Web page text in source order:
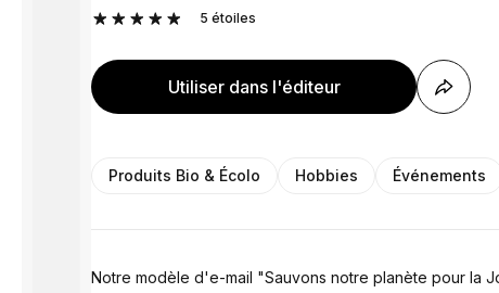
5 étoiles
Utiliser dans l'éditeur
Produits Bio & Écolo Hobbies Événements
Notre modèle d'e-mail "Sauvons notre planète pour la